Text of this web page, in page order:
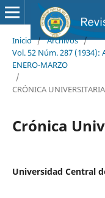
Inicio / Archivos /
Vol. 52 Núm. 287 (1934):
ENERO-MARZO
/
CRÓNICA UNIVERSITARIA
Crónica
Universidad Central